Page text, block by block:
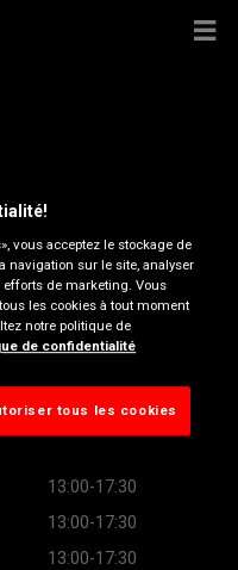
13:00-17:30
13:00-17:30
13:00-17:30
vous acceptez le stockage de
navigation sur le site, analyser
de marketing. Vous
les cookies à tout moment
notre politique de
de confidentialité
tous les cookies